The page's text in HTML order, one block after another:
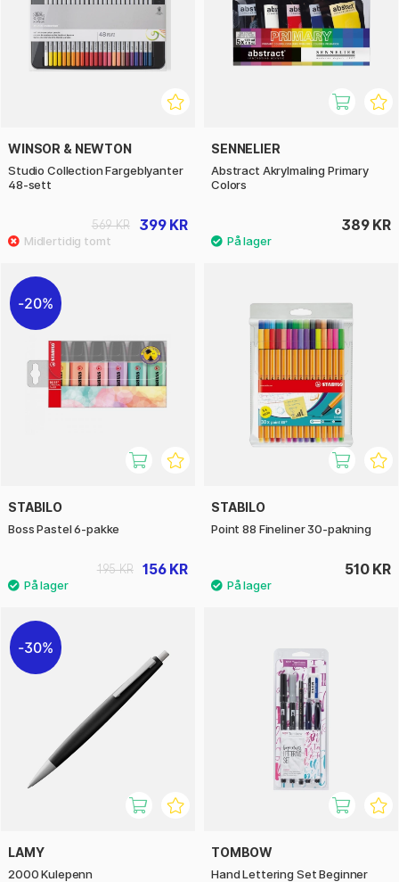
WINSOR & NEWTON
Studio Collection Fargeblyanter
48-sett
399 KR
569 KR
SENNELIER
Abstract Akrylmaling Primary
Colors
389 KR
20%
STABILO
Boss Pastel 6-pakke
156 KR
195 KR
STABILO
Point 88 Fineliner 30-pakning
510 KR
30%
LAMY
2000 Kulepenn
TOMBOW
Hand Lettering Set Beginner